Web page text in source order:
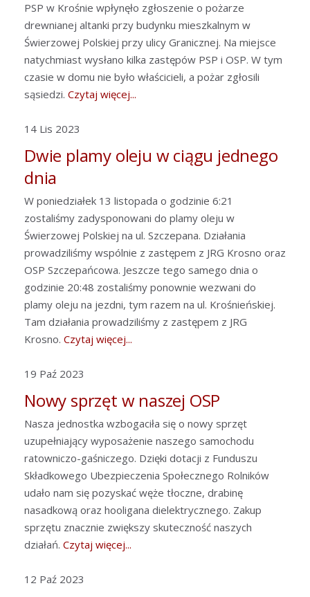
PSP w Krośnie wpłynęło zgłoszenie o pożarze
drewnianej altanki przy budynku mieszkalnym w
Świerzowej Polskiej przy ulicy Granicznej. Na miejsce
natychmiast wysłano kilka zastępów PSP i OSP. W tym
czasie w domu nie było właścicieli, a pożar zgłosili
sąsiedzi. Czytaj więcej...
14 Lis 2023
Dwie plamy oleju w ciągu jednego
dnia
W poniedziałek 13 listopada o godzinie 6:21
zostaliśmy zadysponowani do plamy oleju w
Świerzowej Polskiej na ul. Szczepana. Działania
prowadziliśmy wspólnie z zastępem z JRG Krosno oraz
OSP Szczepańcowa. Jeszcze tego samego dnia o
godzinie 20:48 zostaliśmy ponownie wezwani do
plamy oleju na jezdni, tym razem na ul. Krośnieńskiej.
Tam działania prowadziliśmy z zastępem z JRG
Krosno. Czytaj więcej...
19 Paź 2023
Nowy sprzęt w naszej OSP
Nasza jednostka wzbogaciła się o nowy sprzęt
uzupełniający wyposażenie naszego samochodu
ratowniczo-gaśniczego. Dzięki dotacji z Funduszu
Składkowego Ubezpieczenia Społecznego Rolników
udało nam się pozyskać węże tłoczne, drabinę
nasadkową oraz hooligana dielektrycznego. Zakup
sprzętu znacznie zwiększy skuteczność naszych
działań. Czytaj więcej...
12 Paź 2023